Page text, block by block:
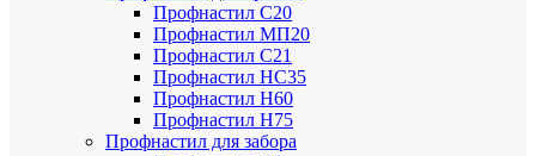
Профнастил С20
Профнастил МП20
Профнастил С21
Профнастил НС35
Профнастил Н60
Профнастил Н75
Профнастил для забора